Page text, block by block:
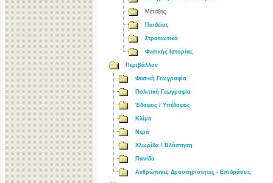
Μετάξης
Παιδείας
Στρατιωτικά
Φυσικής Ιστορίας
Περιβάλλον
Φυσική Γεωγραφία
Πολιτική Γεωγραφία
Έδαφος / Υπέδαφος
Κλίμα
Νερά
Χλωρίδα / Βλάστηση
Πανίδα
Ανθρώπινες Δραστηριότητες - Επιδράσεις